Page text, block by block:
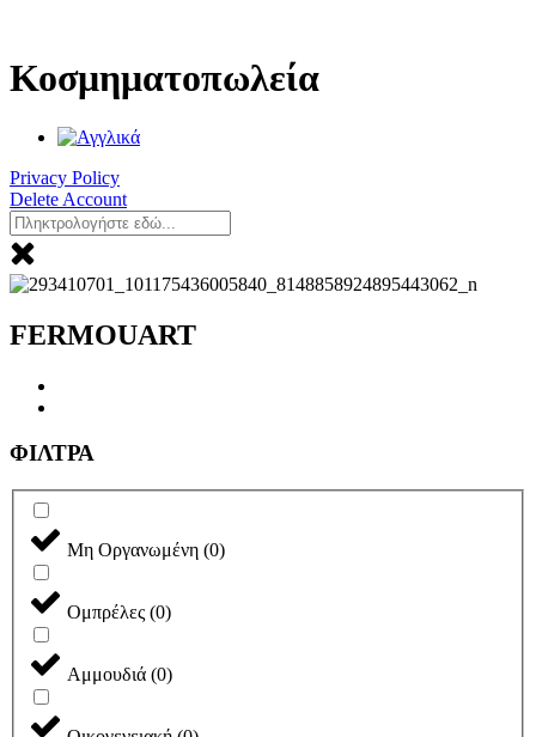
περιεχόμενο
Κοσμηματοπωλεία
Privacy Policy
Delete Account
FERMOUART
ΦΙΛΤΡΑ
Μη Οργανωμένη (0)
Ομπρέλες (0)
Αμμουδιά (0)